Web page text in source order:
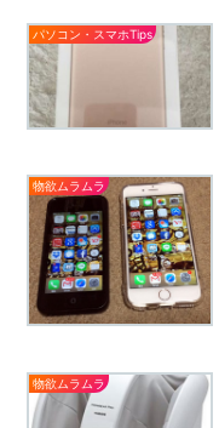
パソコン・スマホTips
物欲ムラムラ
物欲ムラムラ